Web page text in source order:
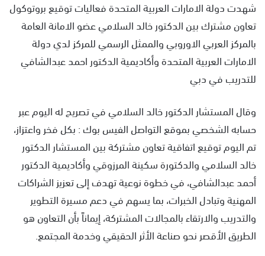
ا
شهدت دولة الامارات العربية المتحدة فعاليات توقيع بروتوكول
تعاون مشترك بين الدكتور خالد السلامي عضو الامانة العامة
بالمركز العربي الاوروبي والممثل الرسمي للمركز لدي دولة
الامارات العربية المتحدة وأكاديمية الدكتور احمد عبدالشافي
للتدريب في دبي
وقال المستشار الدكتور خالد السلامي في تصريح له اليوم عبر
حسابه الشخصي بموقع التواصل الفيس بوك : بكل فخر واعتزاز،
تم اليوم توقيع اتفاقية تعاون مشتركة بين المستشار الدكتور
خالد السلامي والدكتورة سكينة المرزوقي وأكاديمية الدكتور
أحمد عبدالشافي، في خطوة نوعية تهدف إلى تعزيز الشراكات
المهنية وتبادل الخبرات، بما يسهم في دعم مسيرة التطوير
والتدريب والارتقاء بالمجالات المشتركة، إيماناً بأن التعاون هو
الطريق الأقصر نحو صناعة الأثر الحقيقي وخدمة المجتمع.